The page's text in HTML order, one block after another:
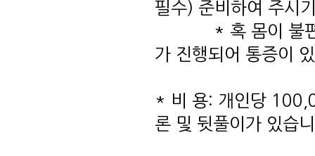
필수) 준비하여 주시
* 혹 몸이 불편하
가 진행되어 통증이
* 비 용: 개인당
론 및 뒷풀이가 있습